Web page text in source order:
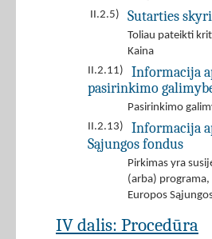
II.2.5)
Sutarties
Toliau pateikti
Kaina
II.2.11)
Informacija
pasirinkimo
Pasirinkimo
II.2.13)
Informacija
Sąjungos fondus
Pirkimas yra
(arba)
Europos
IV dalis: Procedūra